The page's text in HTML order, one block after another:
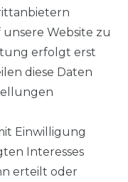
Website zu
erfolgt erst
diese Daten
Einwilligung
Interesses
erteilt oder